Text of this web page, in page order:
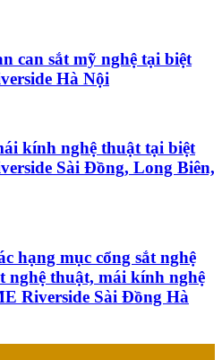
can sắt mỹ nghệ tại biệt
Hà Nội
kính nghệ thuật tại biệt
Sài Đồng, Long Biên,
hạng mục cổng sắt nghệ
nghệ thuật, mái kính nghệ
Riverside Sài Đồng Hà